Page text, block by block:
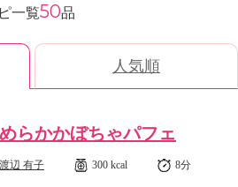
一覧50品
人気順
らかかぼちゃパフェ
渡辺 有子 300 kcal 8分